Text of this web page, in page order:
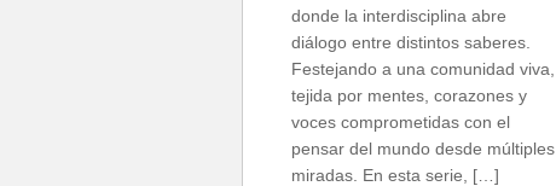
donde la interdisciplina abre
diálogo entre distintos saberes.
Festejando a una comunidad viva,
tejida por mentes, corazones y
voces comprometidas con el
pensar del mundo desde múltiples
miradas. En esta serie, […]